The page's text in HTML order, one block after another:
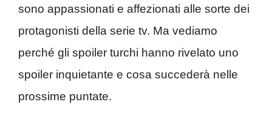
sono appassionati e affezionati alle sorte dei
protagonisti della serie tv. Ma vediamo
perché gli spoiler turchi hanno rivelato uno
spoiler inquietante e cosa succederà nelle
prossime puntate.